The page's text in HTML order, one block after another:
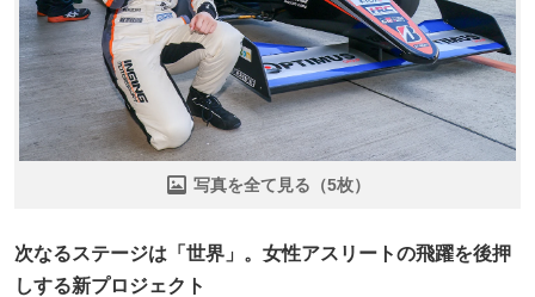
写真を全て見る（5枚）
次なるステージは「世界」。女性アスリートの飛躍を後押
しする新プロジェクト